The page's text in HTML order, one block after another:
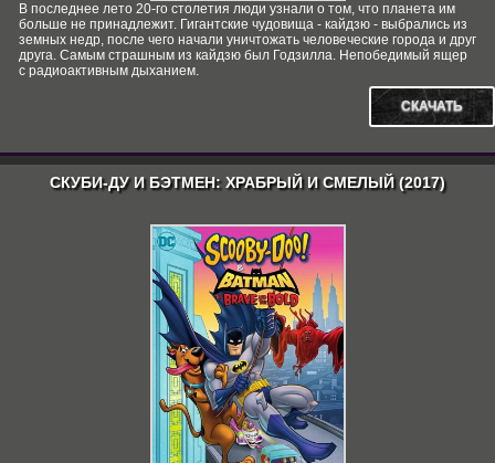
В последнее лето 20-го столетия люди узнали о том, что планета им
больше не принадлежит. Гигантские чудовища - кайдзю - выбрались из
земных недр, после чего начали уничтожать человеческие города и друг
друга. Самым страшным из кайдзю был Годзилла. Непобедимый ящер
с радиоактивным дыханием.
СКАЧАТЬ
СКУБИ-ДУ И БЭТМЕН: ХРАБРЫЙ И СМЕЛЫЙ (2017)